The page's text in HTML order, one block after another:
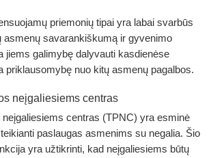
priemonių tipai yra labai svarbūs
asmenų savarankiškumą ir gyvenimo
jiems galimybę dalyvauti kasdienėse
priklausomybę nuo kitų asmenų pagalbos.
neįgaliesiems centras
neįgaliesiems centras (TPNC) yra esminė
paslaugas asmenims su negalia. Šio
yra užtikrinti, kad neįgaliesiems būtų